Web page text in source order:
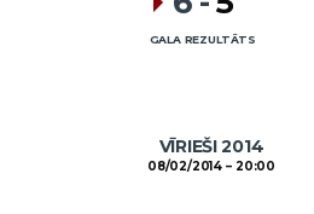
GALA REZULTĀTS
VĪRIEŠI 2014
08/02/2014 20:00